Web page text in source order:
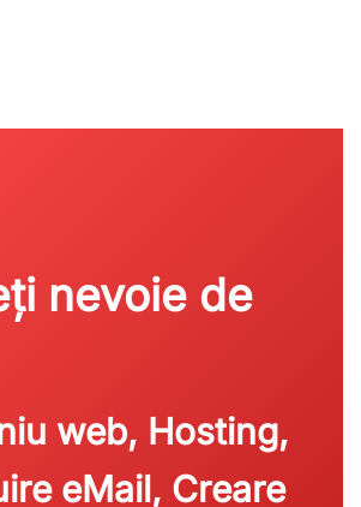
nevoie de
web, Hosting,
eMail, Creare